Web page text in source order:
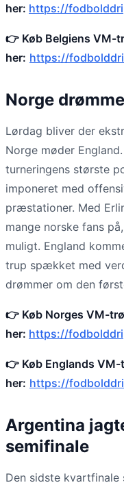
her: https://
👉 Køb Belgiens VM-
her: https://
Norge
Lørdag bliver der
Norge møder
turneringens største
imponeret med
præstationer. Med
mange norske fans
muligt. England
trup spækket med
drømmer om den
👉 Køb Norges VM-
her: https://
👉 Køb Englands VM-
her: https://
Argentina
semifinale
Den sidste